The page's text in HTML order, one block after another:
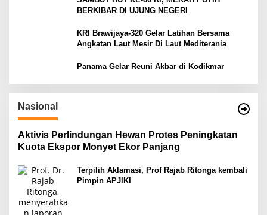
BERKIBAR DI UJUNG NEGERI
KRI Brawijaya-320 Gelar Latihan Bersama
Angkatan Laut Mesir Di Laut Mediterania
Panama Gelar Reuni Akbar di Kodikmar
Nasional
Aktivis Perlindungan Hewan Protes Peningkatan
Kuota Ekspor Monyet Ekor Panjang
Terpilih Aklamasi, Prof Rajab Ritonga kembali
Pimpin APJIKI